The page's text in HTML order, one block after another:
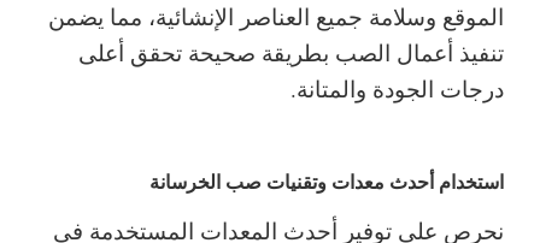
الموقع وسلامة جميع العناصر الإنشائية، مما يضمن
تنفيذ أعمال الصب بطريقة صحيحة تحقق أعلى
درجات الجودة والمتانة.
استخدام أحدث معدات وتقنيات صب الخرسانة
نحرص على توفير أحدث المعدات المستخدمة في